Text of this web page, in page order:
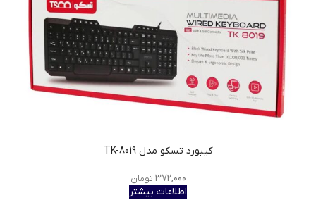
کیبورد تسکو مدل TK-8019
۳۷۲,۰۰۰ تومان
اطلاعات بیشتر